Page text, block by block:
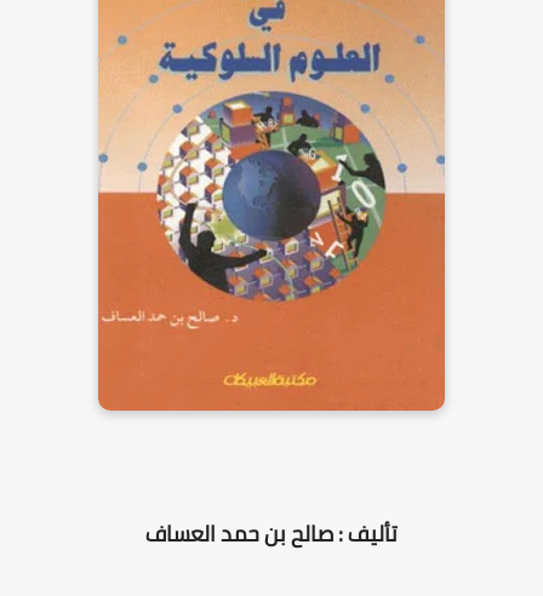
تأليف : صالح بن حمد العساف